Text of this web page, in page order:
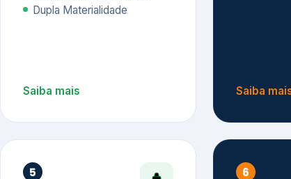
Dupla Materialidade
Saiba mais Saiba
5 6